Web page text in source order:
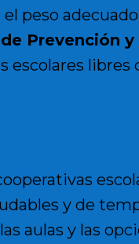
peso
Prevención
escolares libres
y de
aulas y las